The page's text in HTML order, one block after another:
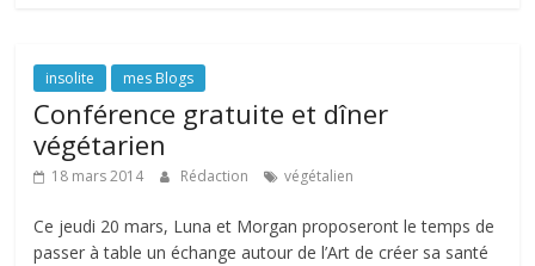
insolite mes Blogs
Conférence gratuite et dîner
végétarien
18 mars 2014 Rédaction végétalien
Ce jeudi 20 mars, Luna et Morgan proposeront le temps de
passer à table un échange autour de l’Art de créer sa santé